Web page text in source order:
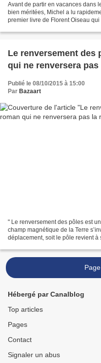
Avant de partir en vacances dans
bien méritées, Michel a lu
premier livre de Florent Oiseau
Le renversement des
qui ne renversera
Publié le 08/10/2015 à 15:00
Par Bazaart
" Le renversement des pôles est
champ magnétique de la Terre
déplacement, soit le pôle revient
Hébergé par Canalblog
Top articles
Pages
Contact
Signaler un abus